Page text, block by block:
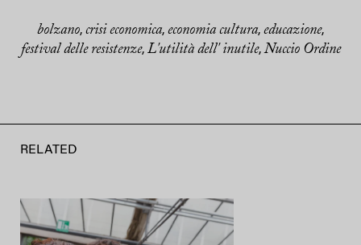
bolzano, crisi economica, economia cultura, educazione,
festival delle resistenze, L'utilità dell' inutile,Nuccio Ordine
RELATED